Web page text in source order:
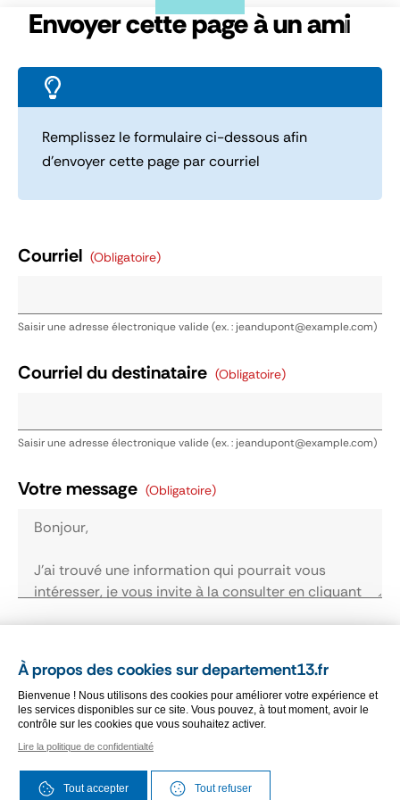
Panneau de gestion des cookies
À propos des cookies sur departement13.fr
Bienvenue ! Nous utilisons des cookies pour améliorer votre expérience et
les services disponibles sur ce site. Vous pouvez, à tout moment, avoir le
contrôle sur les cookies que vous souhaitez activer.
Lire la politique de confidentialté
Tout accepter Tout refuser
Envoyer cette page à un ami
Remplissez le formulaire ci-dessous afin
d’envoyer cette page par courriel
Courriel (obligatoire)
Saisir une adresse électronique valide (ex. : jeandupont@example.com)
Courriel du destinataire (obligatoire)
Saisir une adresse électronique valide (ex. : jeandupont@example.com)
Votre message (obligatoire)
conditions générales d'utilisation.Cliquez ici
pour les consulter
(obligatoire)
Vérification antispam(obligatoire)
Veuillez cocher la case "Je suis un humain"